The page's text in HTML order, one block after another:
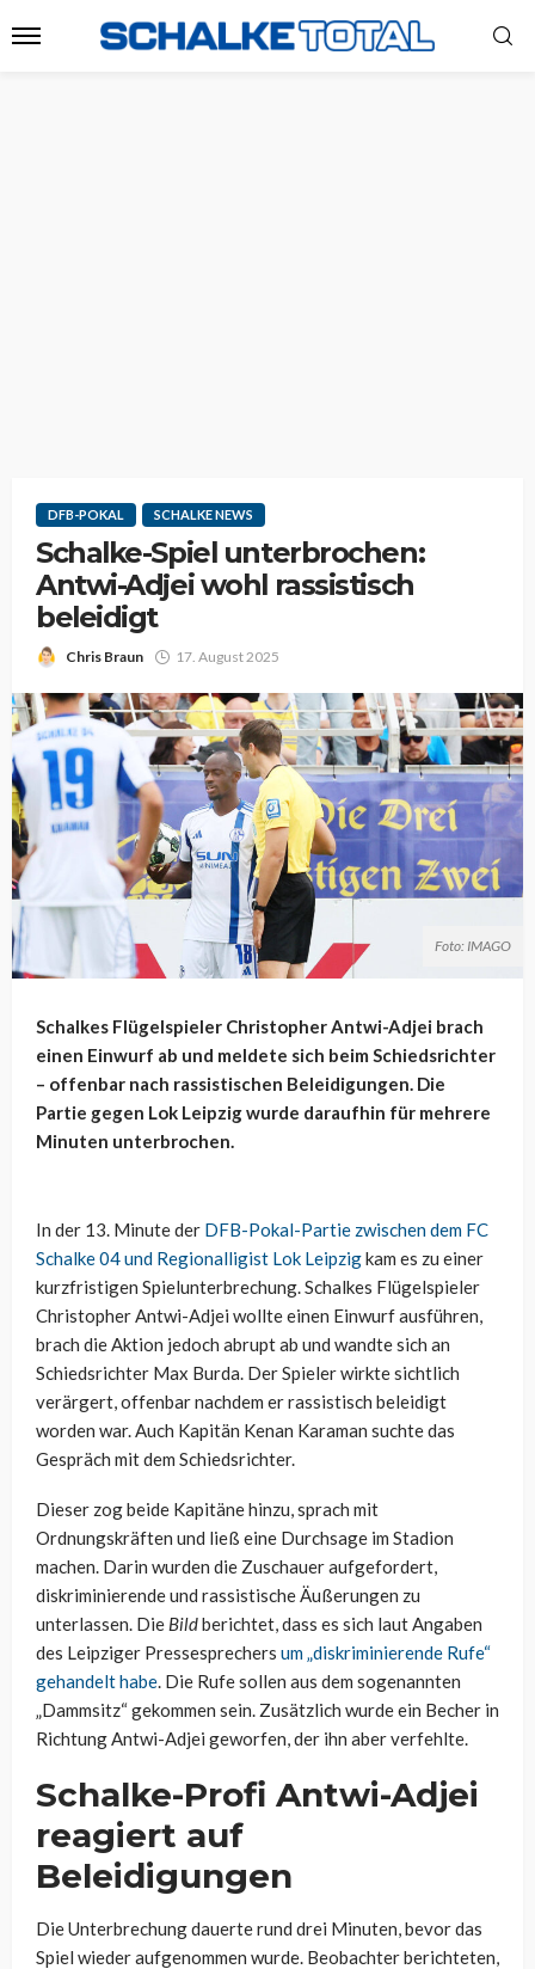
DFB-POKAL SCHALKE NEWS
Schalke-Spiel unterbrochen:
Antwi-Adjei wohl rassistisch
beleidigt
Chris Braun 17. August 2025
Foto: IMAGO
Schalkes Flügelspieler Christopher Antwi-Adjei brach
einen Einwurf ab und meldete sich beim Schiedsrichter
– offenbar nach rassistischen Beleidigungen. Die
Partie gegen Lok Leipzig wurde daraufhin für mehrere
Minuten unterbrochen.
In der 13. Minute der DFB-Pokal-Partie zwischen dem FC
Schalke 04 und Regionalligist Lok Leipzigkam es zu einer
kurzfristigen Spielunterbrechung. Schalkes Flügelspieler
Christopher Antwi-Adjei wollte einen Einwurf ausführen,
brach die Aktion jedoch abrupt ab und wandte sich an
Schiedsrichter Max Burda. Der Spieler wirkte sichtlich
verärgert, offenbar nachdem er rassistisch beleidigt
worden war. Auch Kapitän Kenan Karaman suchte das
Gespräch mit dem Schiedsrichter.
Dieser zog beide Kapitäne hinzu, sprach mit
Ordnungskräften und ließ eine Durchsage im Stadion
machen. Darin wurden die Zuschauer aufgefordert,
diskriminierende und rassistische Äußerungen zu
unterlassen. Die Bildberichtet, dass es sich laut Angaben
des Leipziger Pressesprechers um „diskriminierende Rufe“
gehandelt habe . Die Rufe sollen aus dem sogenannten
„Dammsitz“ gekommen sein. Zusätzlich wurde ein Becher in
Richtung Antwi-Adjei geworfen, der ihn aber verfehlte.
Schalke-Profi Antwi-Adjei
reagiert auf
Beleidigungen
Die Unterbrechung dauerte rund drei Minuten, bevor das
Spiel wieder aufgenommen wurde. Beobachter berichteten,